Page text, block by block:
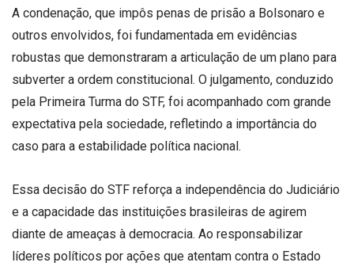
A condenação, que impôs penas de prisão a Bolsonaro e
outros envolvidos, foi fundamentada em evidências
robustas que demonstraram a articulação de um plano para
subverter a ordem constitucional. O julgamento, conduzido
pela Primeira Turma do STF, foi acompanhado com grande
expectativa pela sociedade, refletindo a importância do
caso para a estabilidade política nacional.
Essa decisão do STF reforça a independência do Judiciário
e a capacidade das instituições brasileiras de agirem
diante de ameaças à democracia. Ao responsabilizar
líderes políticos por ações que atentam contra o Estado